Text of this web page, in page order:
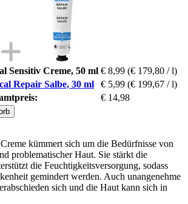
Sensitiv Creme, 50 ml € 8,99 (€ 179,80 / l)
Repair Salbe, 30 ml
€ 5,99 (€ 199,67 / l)
€ 14,98
kümmert sich um die Bedürfnisse von
problematischer Haut. Sie stärkt die
die Feuchtigkeitsversorgung, sodass
gemindert werden. Auch unangenehme
sich und die Haut kann sich in